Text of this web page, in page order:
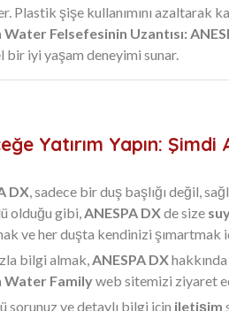
Plastik şişe kullanımını azaltarak
Water Felsefesinin Uzantısı:
bir iyi yaşam deneyimi sunar.
Yatırım Yapın: Şimdi
DX, sadece bir duş başlığı değil,
olduğu gibi,ANESPA DXde size
ve her duşta kendinizi şımartmak
bilgi almak,ANESPA DX
Water Familyweb sitemizi ziyaret
sorunuz ve detaylı bilgi için iletişim